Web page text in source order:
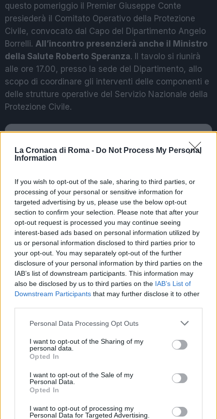
La Cronaca di Roma - Do Not Process My Personal
Information
If you wish to opt-out of the sale, sharing to third parties, or
processing of your personal or sensitive information for
targeted advertising by us, please use the below opt-out
section to confirm your selection. Please note that after your
opt-out request is processed you may continue seeing
interest-based ads based on personal information utilized by
us or personal information disclosed to third parties prior to
your opt-out. You may separately opt-out of the further
disclosure of your personal information by third parties on the
IAB’s list of downstream participants. This information may
also be disclosed by us to third parties on the IAB’s List of
Downstream Participants that may further disclose it to other
Please note that this website/app uses one or more Google
not limited to your visit or usage behaviour. You may click to
grant or deny consent to Google and its third-party tags to
use your data for below specified purposes in below Google
consent section.
Personal Data Processing Opt Outs
I want to opt-out of the Sharing of my
personal data.
Opted In
I want to opt-out of the Sale of my
Personal Data.
Opted In
I want to opt-out of processing my
Personal Data for Targeted Advertising.
questo pomeriggio il Premier Giuseppe Conte
presiederà il Comitato Operativo della Protezione
Civile, convocato dal Capo del Dipartimento Angelo
Borrelli. All’incontro presenzierà anche il Ministro
della Salute Roberto Speranza. Il tavolo si riunirà
alle ore 17.00, presso la sede del Dipartimento, allo
scopo di coordinare gli interventi delle componenti e
delle strutture operative del Servizio Nazionale della
Protezione Civile.
Precedente
milioni dal Governo
per l’emergenza.
Veneto
CORONAVIRUS
POTREBBE INTERESSARTI
UFFICIALE: il Lazio torna in zona
rossa. Approvato il nuovo
decreto legge anti-Covid
5 anni fa
L’annuncio del ministro
Speranza: ​”R0 è sceso sotto
Coronavirus
ARTICOLI CORRELATI